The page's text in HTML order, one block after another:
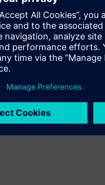
enterprise-
OS with the
OS. Sokol™ Omni
class Linux